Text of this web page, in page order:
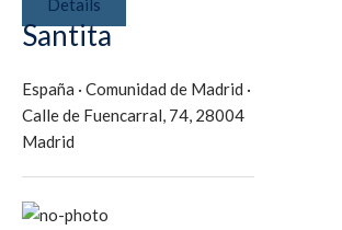
Details
Santita
España · Comunidad de Madrid ·
Calle de Fuencarral, 74, 28004
Madrid